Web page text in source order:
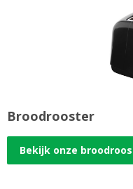
Broodrooster
Bekijk onze